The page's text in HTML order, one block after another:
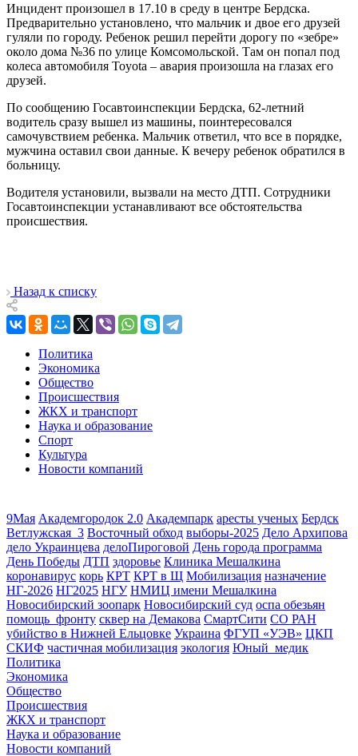
Инцидент произошел в 17.10 в среду в центре Бердска.
Предварительно установлено, что мальчик и двое его друзей
гуляли по городу. Ребенок решил перейти дорогу по «зебре»
около дома №36 по улице Комсомольской. Там он попал под
колеса автомобиля Toyota – авария произошла на глазах его
друзей.
По сообщению Госавтоинспекции Бердска, 62-летний
водитель сразу вышел из машины, поинтересовался
самочувствием ребенка. Мальчик ответил, что все в порядке,
мужчина оставил свои данные. К вечеру ребенок обратился в
больницу.
Водителя установили, вызвали на место ДТП. Сотрудники
Госавтоинспекции устанавливают все обстоятельства
происшествия.
Назад к списку
Политика
Экономика
Общество
Происшествия
ЖКХ и транспорт
Наука и образование
Спорт
Культура
Новости компаний
9Мая Академгородок 2.0 Академпарк аресты ученых Бердск
Ветлужская_3 Восточный обход выборы-2025 Дело Архипова
дело Украинцева делоПироговой День города программа
День Победы ДТП здоровье Клиника Мешалкина
коронавирус корь КРТ КРТ в Щ Мобилизация назначение
НГ-2026 НГ2025 НГУ НМИЦ имени Мешалкина
Новосибирский зоопарк Новосибирский суд оспа обезьян
помощь_фронту сквер на Демакова СмартСити СО РАН
убийство в Нижней Ельцовке Украина ФГУП «УЭВ» ЦКП
СКИФ частичная мобилизация экология Юный_медик
Политика
Экономика
Общество
Происшествия
ЖКХ и транспорт
Наука и образование
Новости компаний